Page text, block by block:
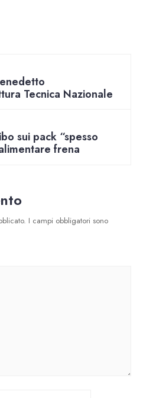
Tecnica Nazionale
sui pack “spesso
frena
I campi obbligatori sono